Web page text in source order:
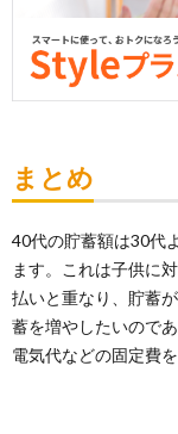
まとめ
40代の貯蓄額は30代
ます。これは子供に
払いと重なり、貯蓄
蓄を増やしたいので
電気代などの固定費